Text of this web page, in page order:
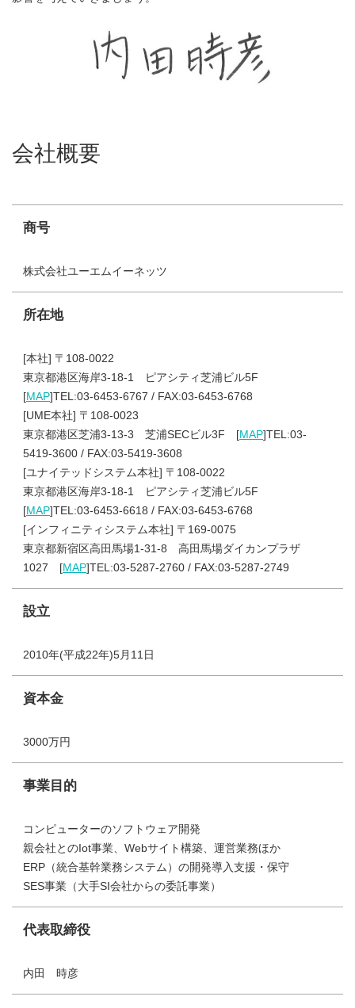
会社概要
商号
株式会社ユーエムイーネッツ
所在地
[本社] 〒108-0022
東京都港区海岸3-18-1 ピアシティ芝浦ビル5F
[MAP]TEL:03-6453-6767 / FAX:03-6453-6768
[UME本社] 〒108-0023
東京都港区芝浦3-13-3 芝浦SECビル3F [MAP]TEL:03-
5419-3600 / FAX:03-5419-3608
[ユナイテッドシステム本社] 〒108-0022
東京都港区海岸3-18-1 ピアシティ芝浦ビル5F
[MAP]TEL:03-6453-6618 / FAX:03-6453-6768
[インフィニティシステム本社] 〒169-0075
東京都新宿区高田馬場1-31-8 高田馬場ダイカンプラザ
1027 [MAP]TEL:03-5287-2760 / FAX:03-5287-2749
設立
2010年(平成22年)5月11日
資本金
3000万円
事業目的
コンピューターのソフトウェア開発
親会社とのIot事業、Webサイト構築、運営業務ほか
ERP（統合基幹業務システム）の開発導入支援・保守
SES事業（大手SI会社からの委託事業）
代表取締役
内田 時彦